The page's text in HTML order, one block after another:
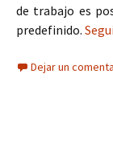
de trabajo es
predefinido.
Dejar un